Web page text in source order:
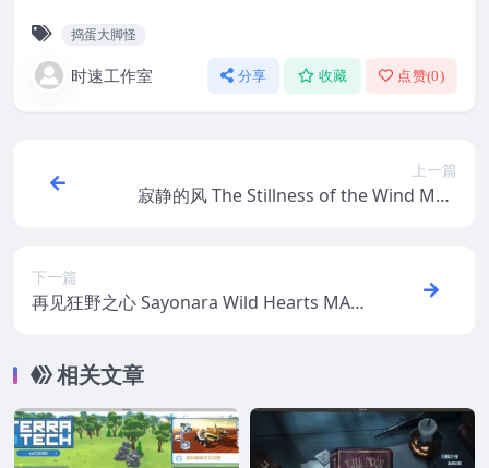
捣蛋大脚怪
时速工作室 分享 收藏 点赞(0)
上一篇
寂静的风 The Stillness of the Wind MAC
下一篇
再见狂野之心 Sayonara Wild Hearts MAC
相关文章